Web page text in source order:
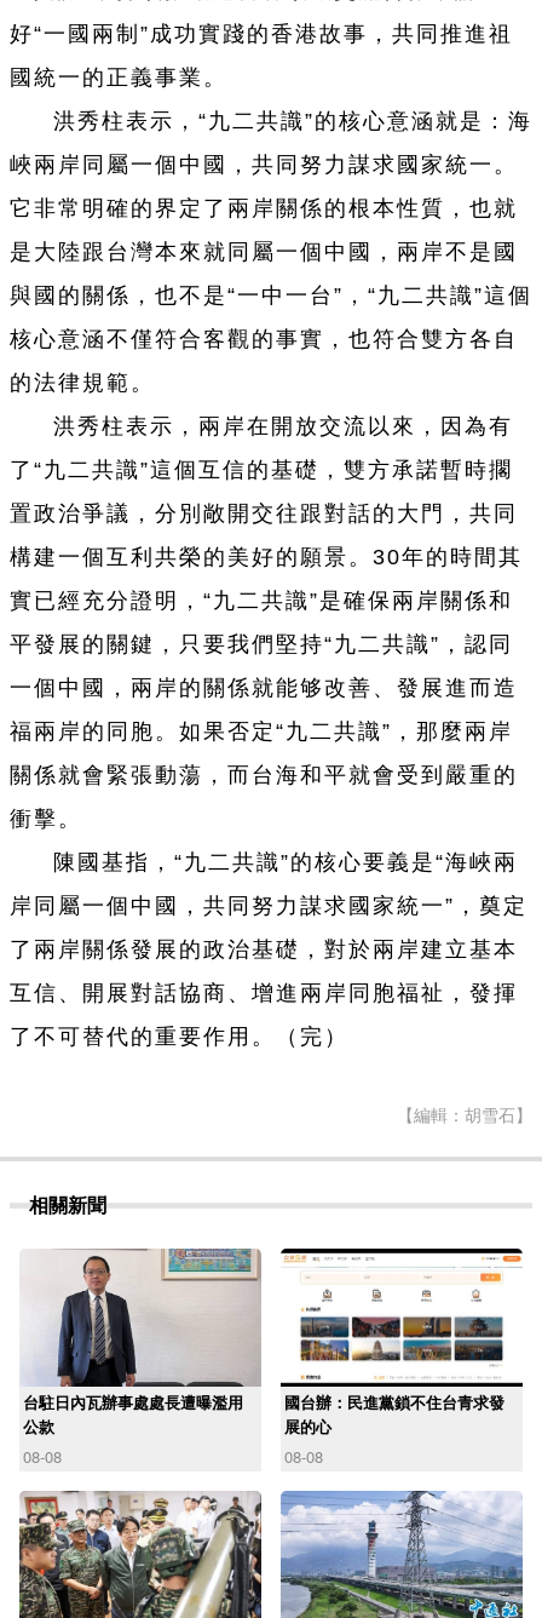
好“一國兩制”成功實踐的香港故事，共同推進祖
國統一的正義事業。
洪秀柱表示，“九二共識”的核心意涵就是：海
峽兩岸同屬一個中國，共同努力謀求國家統一。
它非常明確的界定了兩岸關係的根本性質，也就
是大陸跟台灣本來就同屬一個中國，兩岸不是國
與國的關係，也不是“一中一台”，“九二共識”這個
核心意涵不僅符合客觀的事實，也符合雙方各自
的法律規範。
洪秀柱表示，兩岸在開放交流以來，因為有
了“九二共識”這個互信的基礎，雙方承諾暫時擱
置政治爭議，分別敞開交往跟對話的大門，共同
構建一個互利共榮的美好的願景。30年的時間其
實已經充分證明，“九二共識”是確保兩岸關係和
平發展的關鍵，只要我們堅持“九二共識”，認同
一個中國，兩岸的關係就能够改善、發展進而造
福兩岸的同胞。如果否定“九二共識”，那麼兩岸
關係就會緊張動蕩，而台海和平就會受到嚴重的
衝擊。
陳國基指，“九二共識”的核心要義是“海峽兩
岸同屬一個中國，共同努力謀求國家統一”，奠定
了兩岸關係發展的政治基礎，對於兩岸建立基本
互信、開展對話協商、增進兩岸同胞福祉，發揮
了不可替代的重要作用。（完）
【編輯：胡雪石】
相關新聞
台駐日內瓦辦事處處長遭曝濫用
公款
08-08
國台辦：民進黨鎖不住台青求發
展的心
08-08